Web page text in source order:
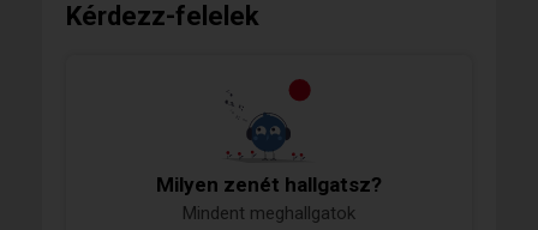
Kérdezz-felelek
Milyen zenét hallgatsz?
Mindent meghallgatok